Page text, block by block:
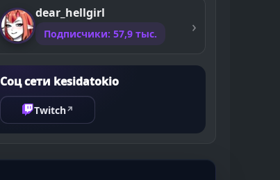
dear_hellgirl
Подписчики: 57,9 тыс.
Соц сети kesidatokio
Twitch↗